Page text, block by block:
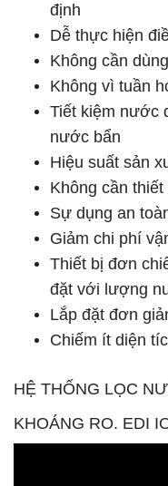
định
Dễ thực hiện
Không cần
Không vì tuần
Tiết kiệm nước
nước bẩn
Hiệu suất sản
Không cần
Sự dụng an
Giảm chi phí
Thiết bị đơn
đặt với lượng
Lắp đặt đơn
Chiếm ít diện
HỆ THỐNG LỌC
KHOÁNG RO. EDI